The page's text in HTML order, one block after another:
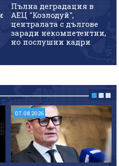
Пълна деградация в
АЕЦ "Козлодуй",
централата с дългове
заради некомпетентни,
но послушни кадри
07.08.2026